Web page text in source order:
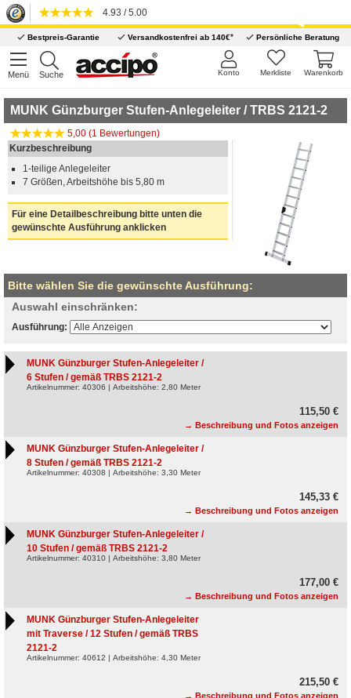
4.93 / 5.00
Bestpreis-Garantie Versandkostenfrei ab 140€* Persönliche Beratung
Menü Suche Warenkorb
Merkliste
Konto
MUNK Günzburger Stufen-Anlegeleiter / TRBS 2121-2
5,00 (1 Bewertungen)
Kurzbeschreibung
1-teilige Anlegeleiter
7 Größen, Arbeitshöhe bis 5,80 m
Für eine Detailbeschreibung bitte unten die
gewünschte Ausführung anklicken
Bitte wählen Sie die gewünschte Ausführung:
Auswahl einschränken:
Ausführung:
MUNK Günzburger Stufen-Anlegeleiter /
6 Stufen / gemäß TRBS 2121-2
Artikelnummer: 40306 | Arbeitshöhe: 2,80 Meter
115,50 €
→ Beschreibung und Fotos anzeigen
MUNK Günzburger Stufen-Anlegeleiter /
8 Stufen / gemäß TRBS 2121-2
Artikelnummer: 40308 | Arbeitshöhe: 3,30 Meter
145,33 €
→ Beschreibung und Fotos anzeigen
MUNK Günzburger Stufen-Anlegeleiter /
10 Stufen / gemäß TRBS 2121-2
Artikelnummer: 40310 | Arbeitshöhe: 3,80 Meter
177,00 €
→ Beschreibung und Fotos anzeigen
MUNK Günzburger Stufen-Anlegeleiter
mit Traverse / 12 Stufen / gemäß TRBS
2121-2
Artikelnummer: 40612 | Arbeitshöhe: 4,30 Meter
215,50 €
→ Beschreibung und Fotos anzeigen